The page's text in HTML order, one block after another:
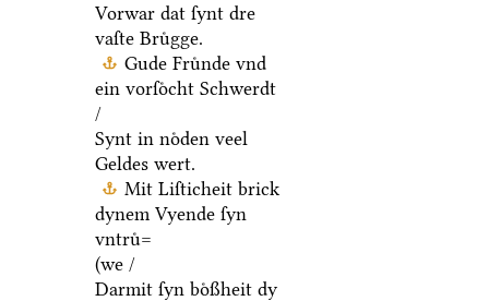
Vorwar dat ſynt dre
vaſte Bruͤgge.
Gude Fruͤnde vnd
ein vorſoͤcht Schwerdt
/
Synt in noͤden veel
Geldes wert.
Mit Liſticheit brick
dynem Vyende ſyn
vntruͤ=
(we /
Darmit ſyn boͤßheit dy